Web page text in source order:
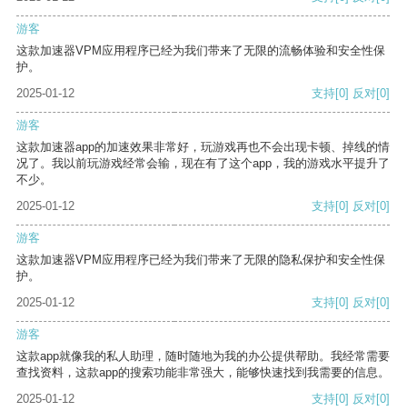
游客
这款加速器VPM应用程序已经为我们带来了无限的流畅体验和安全性保
护。
2025-01-12
支持[0] 反对[0]
游客
这款加速器app的加速效果非常好，玩游戏再也不会出现卡顿、掉线的情
况了。我以前玩游戏经常会输，现在有了这个app，我的游戏水平提升了
不少。
2025-01-12
支持[0] 反对[0]
游客
这款加速器VPM应用程序已经为我们带来了无限的隐私保护和安全性保
护。
2025-01-12
支持[0] 反对[0]
游客
这款app就像我的私人助理，随时随地为我的办公提供帮助。我经常需要
查找资料，这款app的搜索功能非常强大，能够快速找到我需要的信息。
2025-01-12
支持[0] 反对[0]